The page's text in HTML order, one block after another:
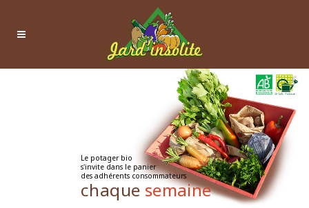
chaque semaine
Le potager bio
s'invite dans le panier
des adhérents consommateurs